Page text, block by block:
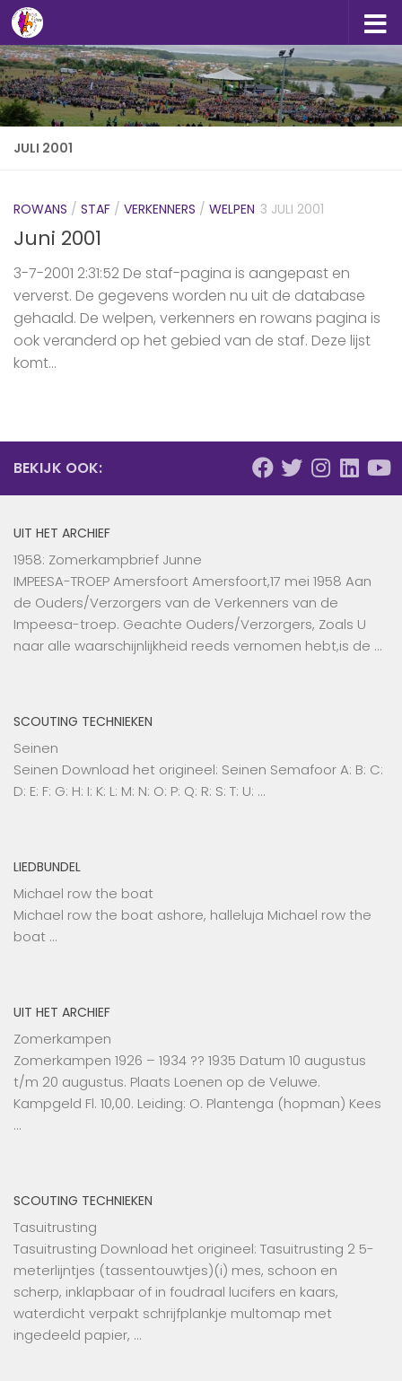
Doorgaan naar inhoud
JULI 2001
ROWANS / STAF / VERKENNERS / WELPEN 3 JULI 2001
Juni 2001
3-7-2001 2:31:52 De staf-pagina is aangepast en
ververst. De gegevens worden nu uit de database
gehaald. De welpen, verkenners en rowans pagina is
ook veranderd op het gebied van de staf. Deze lijst
komt...
BEKIJK OOK:
UIT HET ARCHIEF
1958: Zomerkampbrief Junne
IMPEESA-TROEP Amersfoort Amersfoort,17 mei 1958 Aan
de Ouders/Verzorgers van de Verkenners van de
Impeesa-troep. Geachte Ouders/Verzorgers, Zoals U
naar alle waarschijnlijkheid reeds vernomen hebt,is de …
SCOUTING TECHNIEKEN
Seinen
Seinen Download het origineel: Seinen Semafoor A: B: C:
D: E: F: G: H: I: K: L: M: N: O: P: Q: R: S: T: U: …
LIEDBUNDEL
Michael row the boat
Michael row the boat ashore, halleluja Michael row the
boat …
UIT HET ARCHIEF
Zomerkampen
Zomerkampen 1926 – 1934 ?? 1935 Datum 10 augustus
t/m 20 augustus. Plaats Loenen op de Veluwe.
Kampgeld Fl. 10,00. Leiding: O. Plantenga (hopman) Kees
…
SCOUTING TECHNIEKEN
Tasuitrusting
Tasuitrusting Download het origineel: Tasuitrusting 2 5-
meterlijntjes (tassentouwtjes)(i) mes, schoon en
scherp, inklapbaar of in foudraal lucifers en kaars,
waterdicht verpakt schrijfplankje multomap met
ingedeeld papier, …